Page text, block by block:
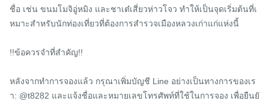
ชื่อ เช่น ขนมโมจิอู่หมิง และชาเต๋เสี่ยวห่าวโจว ทำให้เป็นจุดเริ่มต้นที่เ
หมาะสำหรับนักท่องเที่ยวที่ต้องการสำรวจเมืองหลวงเก่าแก่แห่งนี้
!!ข้อควรจำที่สำคัญ!!
หลังจากทำการจองแล้ว กรุณาเพิ่มบัญชี Line อย่างเป็นทางการของเร
า: @t8282 และแจ้งชื่อและหมายเลขโทรศัพท์ที่ใช้ในการจอง เพื่อยืนยั